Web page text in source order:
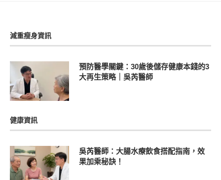
減重瘦身資訊
預防醫學關鍵：30歲後儲存健康本錢的3
大再生策略｜吳芮醫師
健康資訊
吳芮醫師：大腸水療飲食搭配指南，效
果加乘秘訣！